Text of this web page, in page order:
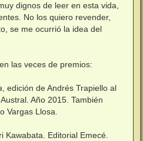
dignos de leer en esta vida,
No los quiero revender,
se me ocurrió la idea del
las veces de premios:
, edición de Andrés Trapiello al
Año 2015. También
Vargas Llosa.
Kawabata. Editorial Emecé.